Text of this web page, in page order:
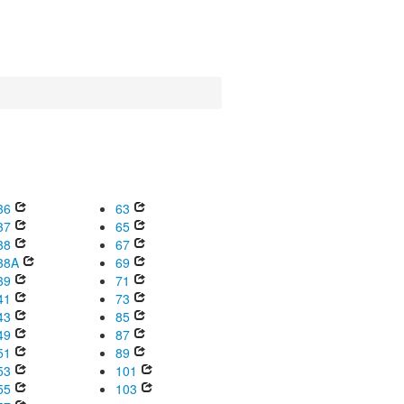
63
65
67
69
71
73
85
87
89
101
103